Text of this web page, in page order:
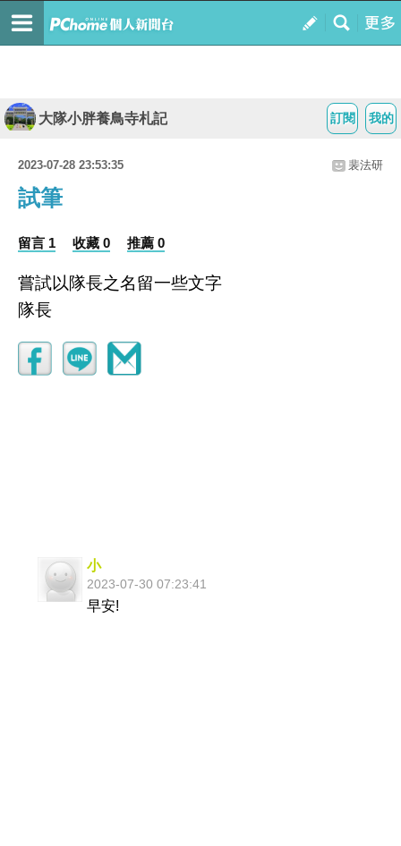
我的
訂閱
大隊小胖養鳥寺札記
2023-07-28 23:53:35 裴法研
試筆
留言 1 收藏 0 推薦 0
嘗試以隊長之名留一些文字
隊長
小
2023-07-30 07:23:41
早安!